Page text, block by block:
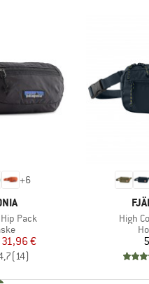
+6
Pack
pris
31,96 €
(14)
Artikel
High